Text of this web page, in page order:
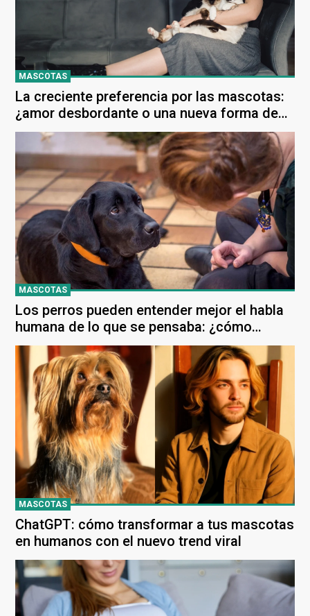
MASCOTAS
La creciente preferencia por las mascotas:
¿amor desbordante o una nueva forma de
humanización?
MASCOTAS
Los perros pueden entender mejor el habla
humana de lo que se pensaba: ¿cómo
logran captar la información?
MASCOTAS
ChatGPT: cómo transformar a tus mascotas
en humanos con el nuevo trend viral